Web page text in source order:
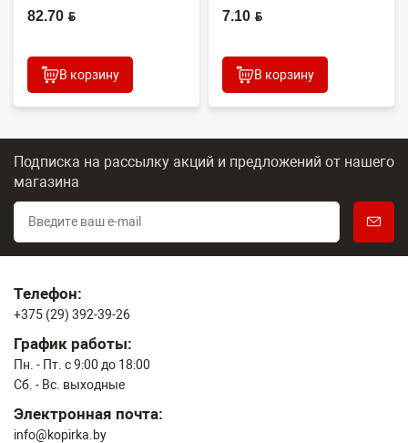
Япония
82.70 BYN
В корзину
(CONTENT)
7.10 BYN
В корзину
Подписка на рассылку акций и предложений от нашего
магазина
Телефон:
+375 (29) 392-39-26
График работы:
Пн. - Пт. с 9:00 до 18:00
Сб. - Вс. выходные
Электронная почта:
info@kopirka.by